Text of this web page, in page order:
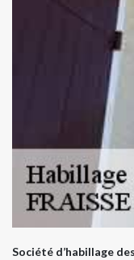
Société d’habillage